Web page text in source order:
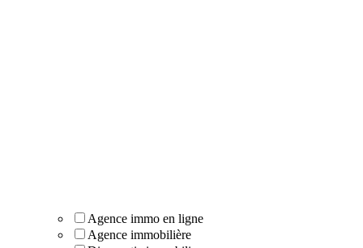
Agence immo en ligne
Agence immobilière